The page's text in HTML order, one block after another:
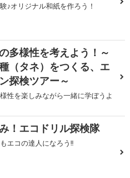
♪オリジナル和紙を作ろう！
多様性を考えよう！～
（タネ）をつくる、エ
探検ツアー～
性を楽しみながら一緒に学ぼうよ
！エコドリル探検隊
エコの達人になろう!!